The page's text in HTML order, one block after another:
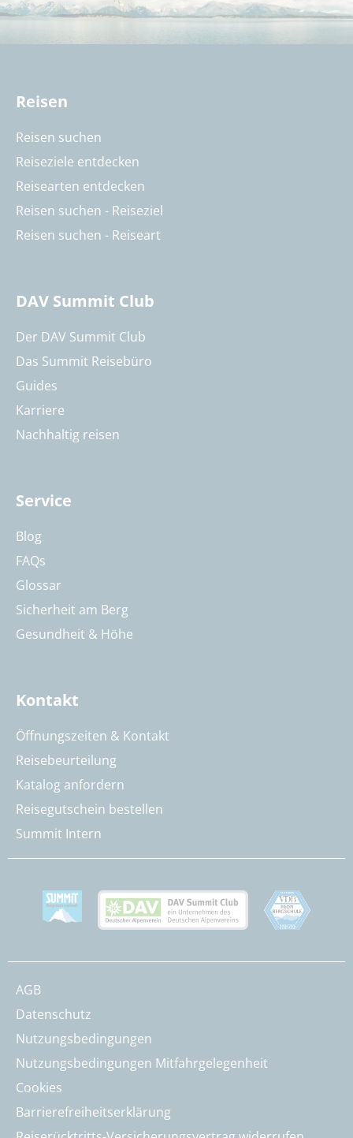
Reisen
Reisen suchen
Reiseziele entdecken
Reisearten entdecken
Reisen suchen - Reiseziel
Reisen suchen - Reiseart
DAV Summit Club
Der DAV Summit Club
Das Summit Reisebüro
Guides
Karriere
Nachhaltig reisen
Service
Blog
FAQs
Glossar
Sicherheit am Berg
Gesundheit & Höhe
Kontakt
Öffnungszeiten & Kontakt
Reisebeurteilung
Katalog anfordern
Reisegutschein bestellen
Summit Intern
AGB
Datenschutz
Nutzungsbedingungen
Nutzungsbedingungen Mitfahrgelegenheit
Cookies
Barrierefreiheitserklärung